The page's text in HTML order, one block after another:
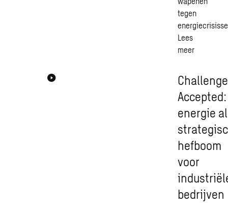
tegen
Lees
meer
Challenge
Accepted:
energie
hefboom
voor
bedrijven